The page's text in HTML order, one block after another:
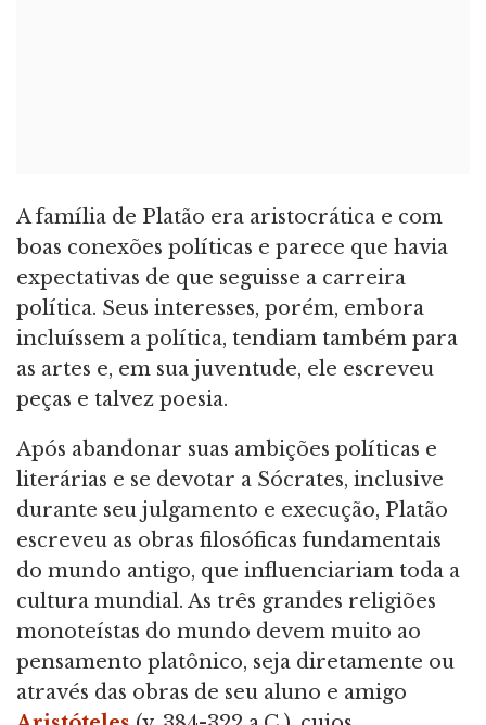
A família de Platão era aristocrática e com
boas conexões políticas e parece que havia
expectativas de que seguisse a carreira
política. Seus interesses, porém, embora
incluíssem a política, tendiam também para
as artes e, em sua juventude, ele escreveu
peças e talvez poesia.
Após abandonar suas ambições políticas e
literárias e se devotar a Sócrates, inclusive
durante seu julgamento e execução, Platão
escreveu as obras filosóficas fundamentais
do mundo antigo, que influenciariam toda a
cultura mundial. As três grandes religiões
monoteístas do mundo devem muito ao
pensamento platônico, seja diretamente ou
através das obras de seu aluno e amigo